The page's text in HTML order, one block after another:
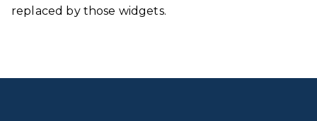
replaced by those widgets.